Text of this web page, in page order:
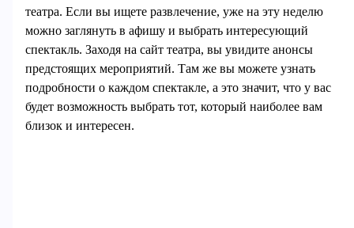
театра. Если вы ищете развлечение, уже на эту неделю
можно заглянуть в афишу и выбрать интересующий
спектакль. Заходя на сайт театра, вы увидите анонсы
предстоящих мероприятий. Там же вы можете узнать
подробности о каждом спектакле, а это значит, что у вас
будет возможность выбрать тот, который наиболее вам
близок и интересен.